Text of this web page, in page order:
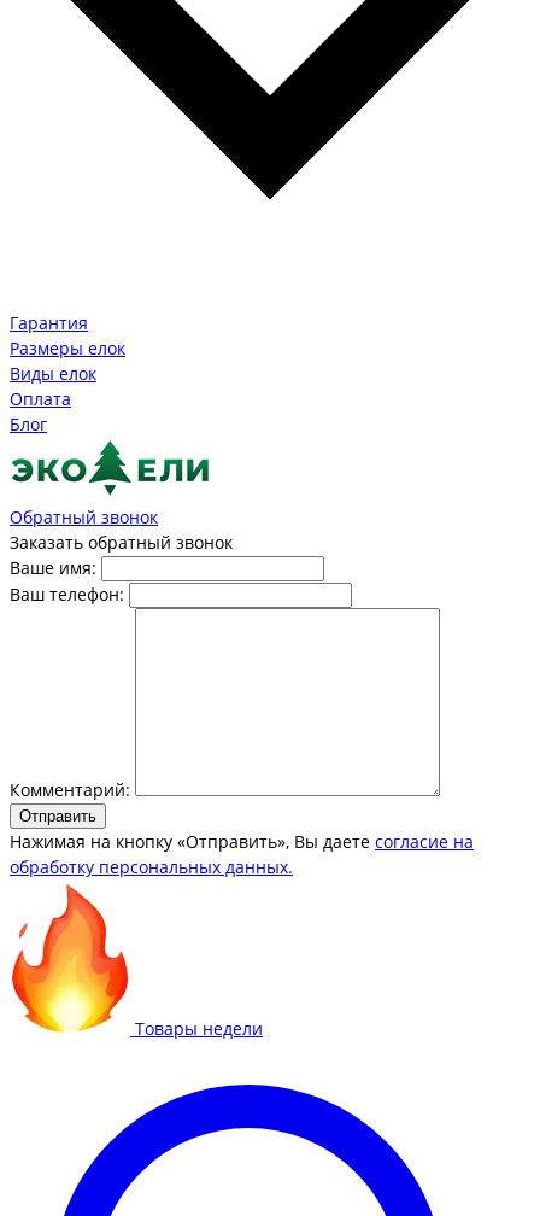
Гарантия
Размеры елок
Виды елок
Оплата
Блог
Обратный звонок
Заказать обратный звонок
Ваше имя:
Ваш телефон:
Комментарий:
Отправить
Нажимая на кнопку «Отправить», Вы даете согласие на
обработку персональных данных.
Товары недели